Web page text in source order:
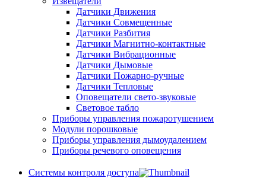
Датчики Движения
Датчики Совмещенные
Датчики Разбития
Датчики Магнитно-контактные
Датчики Вибрационные
Датчики Дымовые
Датчики Пожарно-ручные
Датчики Тепловые
Оповещатели свето-звуковые
Световое табло
Приборы управления пожаротушением
Модули порошковые
Приборы управления дымоудалением
Приборы речевого оповещения
Системы контроля доступа